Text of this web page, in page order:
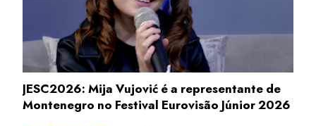
JESC2026: Mija Vujović é a representante de
Montenegro no Festival Eurovisão Júnior 2026